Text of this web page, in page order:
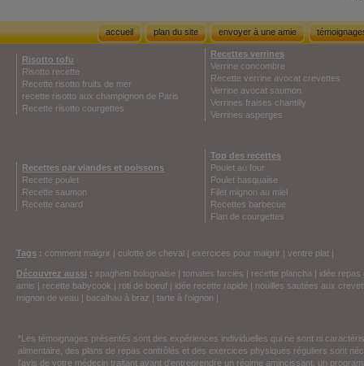
accueil plan du site envoyer à une amie
Risotto tofu
Risotto recette
Recette risotto fruits de mer
recette risotto aux champignon de Paris
Recette risotto courgettes
Recettes verrines
Verrine concombre
Recette verrine avocat crevettes
Verrine avocat saumon
Verrines fraises chantilly
Verrines asperges
Recettes par viandes et poissons
Recette poulet
Recette saumon
Recette canard
Top des recettes
Poulet au four
Poulet basquaise
Filet mignon au miel
Recettes barbecue
Flan de courgettes
Tags : comment maigrir | culotte de cheval | exercices pour maigrir | ventre plat |
Découvrez aussi : spaghetti bolognaise | tomates farcies | recette plancha | idée repas
amis | recette babycook | roti de boeuf | idée recette rapide | nouilles sautées aux
mignon de veau | bacalhau à braz | tarte à l'oignon |
*Les témoignages présentés sont des expériences individuelles qui ne sont ni
alimentaire, des plans de repas contrôlés et des exercices physiques réguliers sont
l'avis de votre médecin traitant avant d'entreprendre un régime amincissant, un